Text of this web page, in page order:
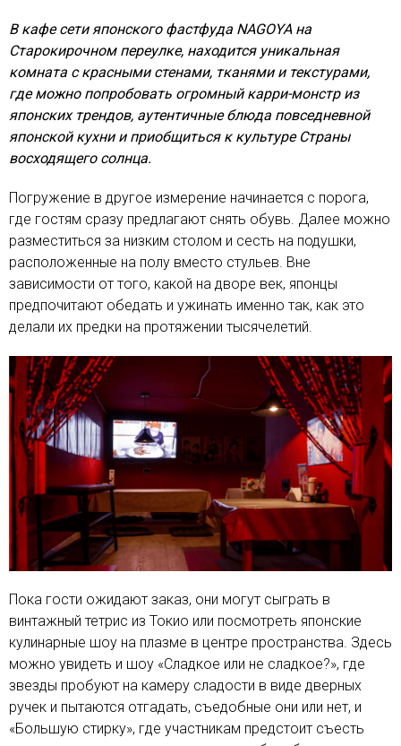
В кафе сети японского фастфуда NAGOYA на
Старокирочном переулке, находится уникальная
комната с красными стенами, тканями и текстурами,
где можно попробовать огромный карри-монстр из
японских трендов, аутентичные блюда повседневной
японской кухни и приобщиться к культуре Страны
восходящего солнца.
Погружение в другое измерение начинается с порога,
где гостям сразу предлагают снять обувь. Далее можно
разместиться за низким столом и сесть на подушки,
расположенные на полу вместо стульев. Вне
зависимости от того, какой на дворе век, японцы
предпочитают обедать и ужинать именно так, как это
делали их предки на протяжении тысячелетий.
Пока гости ожидают заказ, они могут сыграть в
винтажный тетрис из Токио или посмотреть японские
кулинарные шоу на плазме в центре пространства. Здесь
можно увидеть и шоу «Сладкое или не сладкое?», где
звезды пробуют на камеру сладости в виде дверных
ручек и пытаются отгадать, съедобные они или нет, и
«Большую стирку», где участникам предстоит съесть